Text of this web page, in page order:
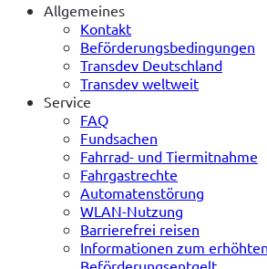
Allgemeines
Kontakt
Beförderungsbedingungen
Transdev Deutschland
Transdev weltweit
Service
FAQ
Fundsachen
Fahrrad- und Tiermitnahme
Fahrgastrechte
Automatenstörung
WLAN-Nutzung
Barrierefrei reisen
Informationen zum erhöhten